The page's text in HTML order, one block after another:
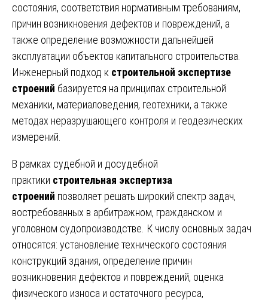
состояния, соответствия нормативным требованиям,
причин возникновения дефектов и повреждений, а
также определение возможности дальнейшей
эксплуатации объектов капитального строительства.
Инженерный подход к строительной экспертизе
строений базируется на принципах строительной
механики, материаловедения, геотехники, а также
методах неразрушающего контроля и геодезических
измерений.
В рамках судебной и досудебной
практики строительная экспертиза
строений позволяет решать широкий спектр задач,
востребованных в арбитражном, гражданском и
уголовном судопроизводстве. К числу основных задач
относятся: установление технического состояния
конструкций здания, определение причин
возникновения дефектов и повреждений, оценка
физического износа и остаточного ресурса,